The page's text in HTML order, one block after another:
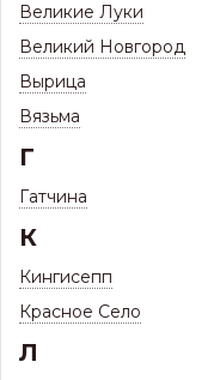
Великие Луки
Великий Новгород
Вырица
Вязьма
Г
Гатчина
К
Кингисепп
Красное Село
Л